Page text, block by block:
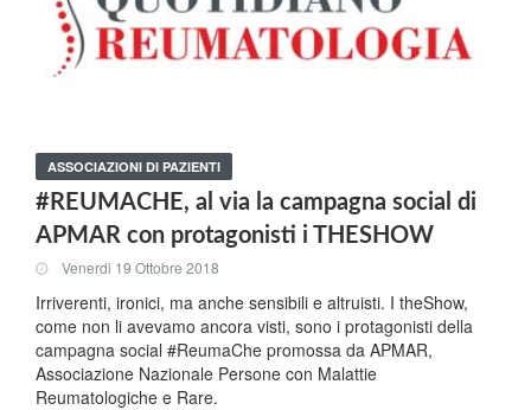
ASSOCIAZIONI DI PAZIENTI
#REUMACHE, al via la campagna social di
APMAR con protagonisti i THESHOW
Venerdi 19 Ottobre 2018
Irriverenti, ironici, ma anche sensibili e altruisti. I theShow,
come non li avevamo ancora visti, sono i protagonisti della
campagna social #ReumaChe promossa da APMAR,
Associazione Nazionale Persone con Malattie
Reumatologiche e Rare.